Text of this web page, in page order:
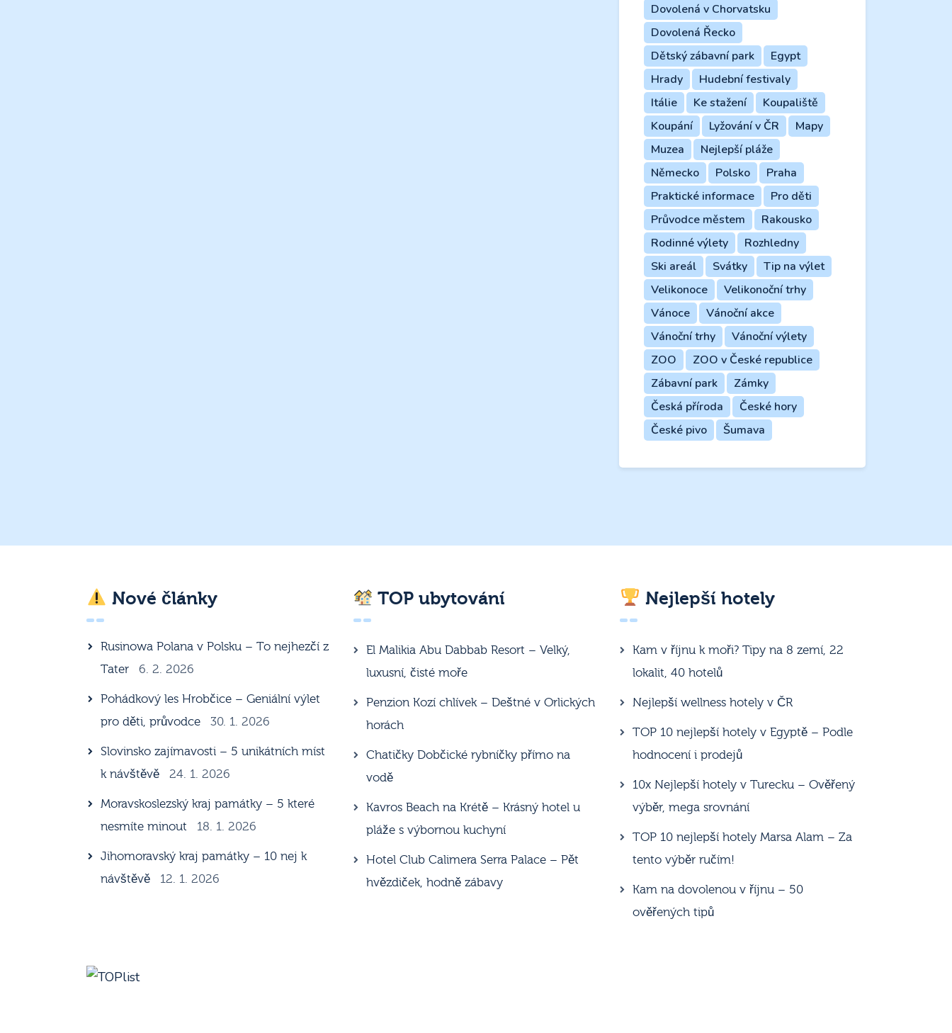
Dovolená v Chorvatsku
Dovolená Řecko
Dětský zábavní park
Egypt
Hrady
Hudební festivaly
Itálie
Ke stažení
Koupaliště
Koupání
Lyžování v ČR
Mapy
Muzea
Nejlepší pláže
Německo
Polsko
Praha
Praktické informace
Pro děti
Průvodce městem
Rakousko
Rodinné výlety
Rozhledny
Ski areál
Svátky
Tip na výlet
Velikonoce
Velikonoční trhy
Vánoce
Vánoční akce
Vánoční trhy
Vánoční výlety
ZOO
ZOO v České republice
Zábavní park
Zámky
Česká příroda
České hory
České pivo
Šumava
Nové články
Rusinowa Polana v Polsku – To nejhezčí z
Tater
6. 2. 2026
Pohádkový les Hrobčice – Geniální výlet
pro děti, průvodce
30. 1. 2026
Slovinsko zajímavosti – 5 unikátních míst
k návštěvě
24. 1. 2026
Moravskoslezský kraj památky – 5 které
nesmíte minout
18. 1. 2026
Jihomoravský kraj památky – 10 nej k
návštěvě
12. 1. 2026
TOP ubytování
El Malikia Abu Dabbab Resort – Velký,
luxusní, čisté moře
Penzion Kozí chlívek – Deštné v Orlických
horách
Chatičky Dobčické rybníčky přímo na
vodě
Kavros Beach na Krétě – Krásný hotel u
pláže s výbornou kuchyní
Hotel Club Calimera Serra Palace – Pět
hvězdiček, hodně zábavy
Nejlepší hotely
Kam v říjnu k moři? Tipy na 8 zemí, 22
lokalit, 40 hotelů
Nejlepší wellness hotely v ČR
TOP 10 nejlepší hotely v Egyptě – Podle
hodnocení i prodejů
10x Nejlepší hotely v Turecku – Ověřený
výběr, mega srovnání
TOP 10 nejlepší hotely Marsa Alam – Za
tento výběr ručím!
Kam na dovolenou v říjnu – 50
ověřených tipů